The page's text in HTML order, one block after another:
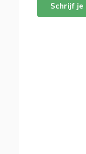
Schrijf